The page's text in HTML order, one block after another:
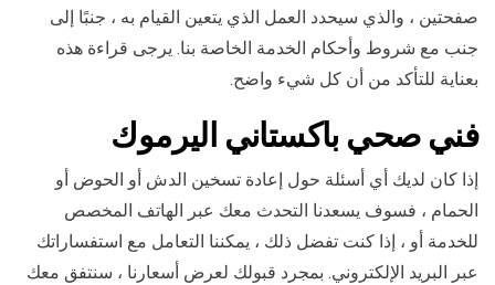
صفحتين ، والذي سيحدد العمل الذي يتعين القيام به ، جنبًا إلى
جنب مع شروط وأحكام الخدمة الخاصة بنا. يرجى قراءة هذه
بعناية للتأكد من أن كل شيء واضح.
فني صحي باكستاني اليرموك
إذا كان لديك أي أسئلة حول إعادة تسخين الدش أو الحوض أو
الحمام ، فسوف يسعدنا التحدث معك عبر الهاتف المخصص
للخدمة أو ، إذا كنت تفضل ذلك ، يمكننا التعامل مع استفساراتك
عبر البريد الإلكتروني. بمجرد قبولك لعرض أسعارنا ، سنتفق معك